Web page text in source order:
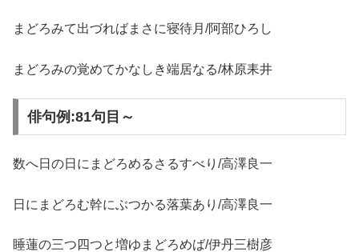
まどろみて出づればまさに寝待月/阿部ひろし
まどろみの覚めてかなしき端居なる/林原耒井
俳句例:81句目～
数へ日の日にまどろめるさるすべり/高澤良一
日にまどろむ幹にぶつかる落葉あり/高澤良一
睡蓮の三つ四つと増ゆまどろめば/伊丹三樹彦